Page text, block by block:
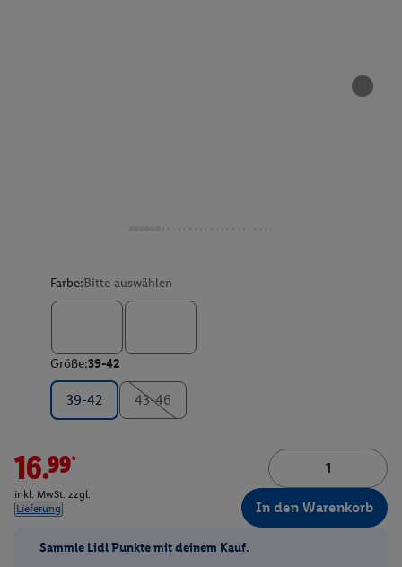
Farbe:Bitte auswählen
Größe:39-42
39-42 43-46
16.99*
inkl. MwSt. zzgl.
Lieferung
In den Warenkorb
Sammle Lidl Punkte mit deinem Kauf.